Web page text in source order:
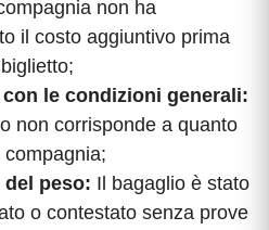
non ha
il costo aggiuntivo prima
le condizioni generali:
non corrisponde a quanto
peso: Il bagaglio è stato
o contestato senza prove